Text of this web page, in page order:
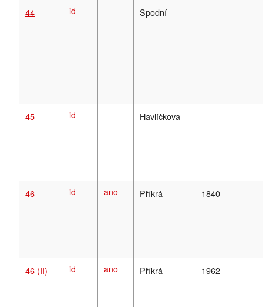
44 id Spodní
45 id Havlíčkova
46 id ano Příkrá 1840
46 (II) id ano Příkrá 1962